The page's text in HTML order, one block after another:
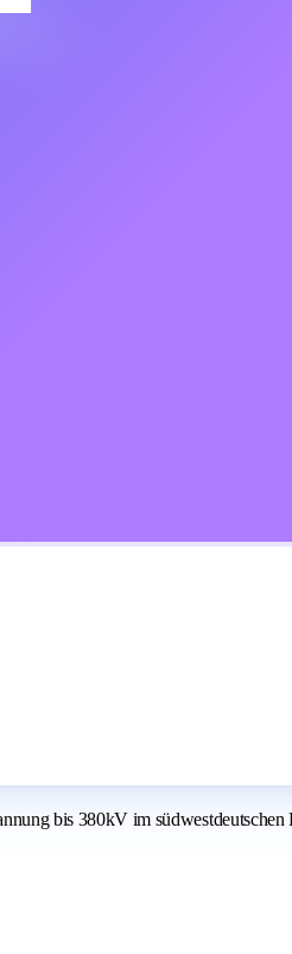
bis 380kV im südwestdeutschen